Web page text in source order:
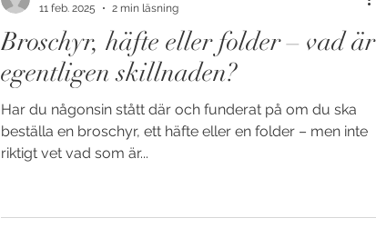
Broschyr, häfte eller folder – vad är
egentligen skillnaden?
Har du någonsin stått där och funderat på om du ska
beställa en broschyr, ett häfte eller en folder – men inte
riktigt vet vad som är...
11 feb. 2025
2 min läsning